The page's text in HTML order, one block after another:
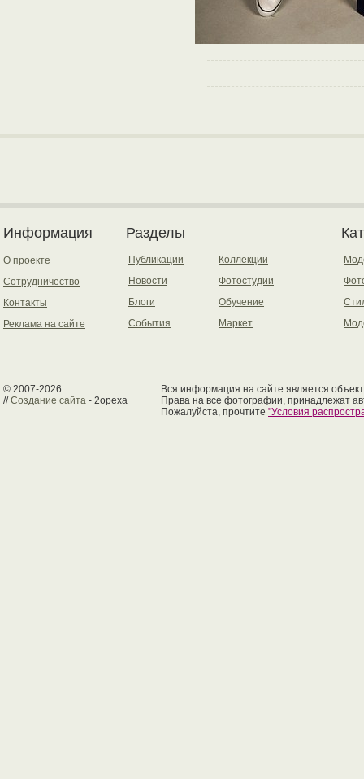
Информация
О проекте
Сотрудничество
Контакты
Реклама на сайте
Разделы
Публикации
Новости
Блоги
События
Коллекции
Фотостудии
Обучение
Маркет
© 2007-2026.
//Создание сайта - 2opexa
Вся информация на сайте является
Права на все фотографии, принадлежат
Пожалуйста, прочтите "Условия